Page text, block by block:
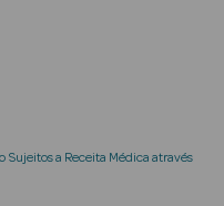
a Receita Médica através